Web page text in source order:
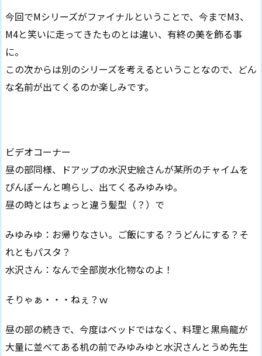
今回でMシリーズがファイナルということで、今までM3、
M4と笑いに走ってきたものとは違い、有終の美を飾る事
に。
この次からは別のシリーズを考えるということなので、どん
な名前が出てくるのか楽しみです。
ビデオコーナー
昼の部同様、ドアップの水沢史絵さんが某所のチャイムを
ぴんぽーんと鳴らし、出てくるみゆみゆ。
昼の時とはちょっと違う髪型（？）で
みゆみゆ：お帰りなさい。ご飯にする？うどんにする？そ
れともパスタ？
水沢さん：なんで全部炭水化物なのよ！
そりゃぁ・・・ねぇ？ｗ
昼の部の続きで、今度はベッドではなく、料理と黒烏龍が
大量に並べてある机の前でみゆみゆと水沢さんとうめ先生